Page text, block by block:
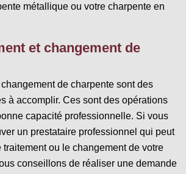
métallique ou votre charpente en
et changement de
de charpente sont des
à accomplir. Ces sont des opérations
capacité professionnelle. Si vous
un prestataire professionnel qui peut
ou le changement de votre
conseillons de réaliser une demande